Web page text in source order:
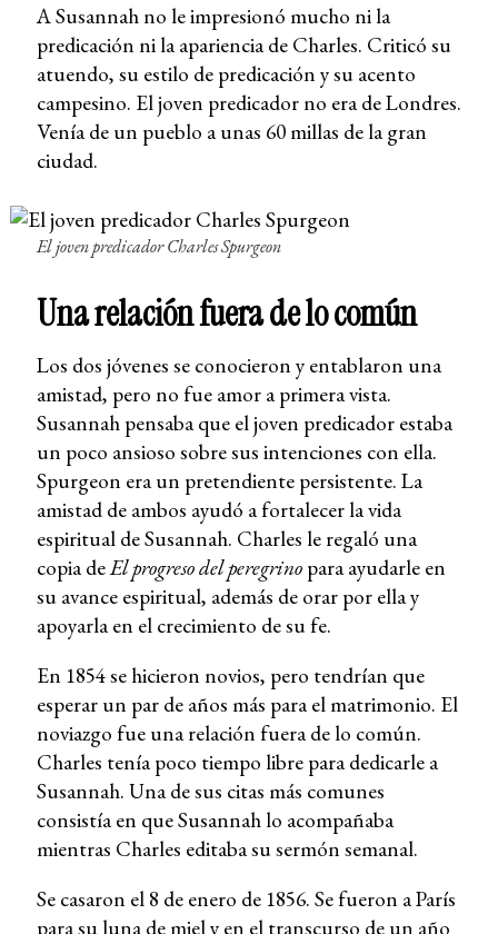
A Susannah no le impresionó mucho ni la
predicación ni la apariencia de Charles. Criticó su
atuendo, su estilo de predicación y su acento
campesino. El joven predicador no era de Londres.
Venía de un pueblo a unas 60 millas de la gran
ciudad.
El joven predicador Charles Spurgeon
Una relación fuera de lo común
Los dos jóvenes se conocieron y entablaron una
amistad, pero no fue amor a primera vista.
Susannah pensaba que el joven predicador estaba
un poco ansioso sobre sus intenciones con ella.
Spurgeon era un pretendiente persistente. La
amistad de ambos ayudó a fortalecer la vida
espiritual de Susannah. Charles le regaló una
copia deEl progreso del peregrinopara ayudarle en
su avance espiritual, además de orar por ella y
apoyarla en el crecimiento de su fe.
En 1854 se hicieron novios, pero tendrían que
esperar un par de años más para el matrimonio. El
noviazgo fue una relación fuera de lo común.
Charles tenía poco tiempo libre para dedicarle a
Susannah. Una de sus citas más comunes
consistía en que Susannah lo acompañaba
mientras Charles editaba su sermón semanal.
Se casaron el 8 de enero de 1856. Se fueron a París
para su luna de miel y en el transcurso de un año